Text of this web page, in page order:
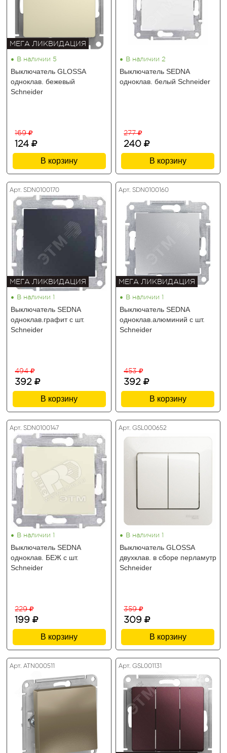
МЕГА ЛИКВИДАЦИЯ
• В наличии 5
Выключатель GLOSSA
одноклав. бежевый
Schneider
169
124
В корзину
• В наличии 2
Выключатель SEDNA
одноклав. белый Schneider
277
240
В корзину
Арт. SDN0100170
МЕГА ЛИКВИДАЦИЯ
• В наличии 1
Выключатель SEDNA
одноклав.графит с шт.
Schneider
494
392
В корзину
Арт. SDN0100160
МЕГА ЛИКВИДАЦИЯ
• В наличии 1
Выключатель SEDNA
одноклав.алюминий с шт.
Schneider
453
392
В корзину
Арт. SDN0100147
• В наличии 1
Выключатель SEDNA
одноклав. БЕЖ с шт.
Schneider
229
199
В корзину
Арт. GSL000652
• В наличии 1
Выключатель GLOSSA
двухклав. в сборе перламутр
Schneider
359
309
В корзину
Арт. ATN000511 Арт. GSL001131